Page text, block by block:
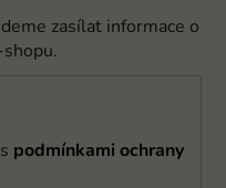
zasílat informace o
podmínkami ochrany